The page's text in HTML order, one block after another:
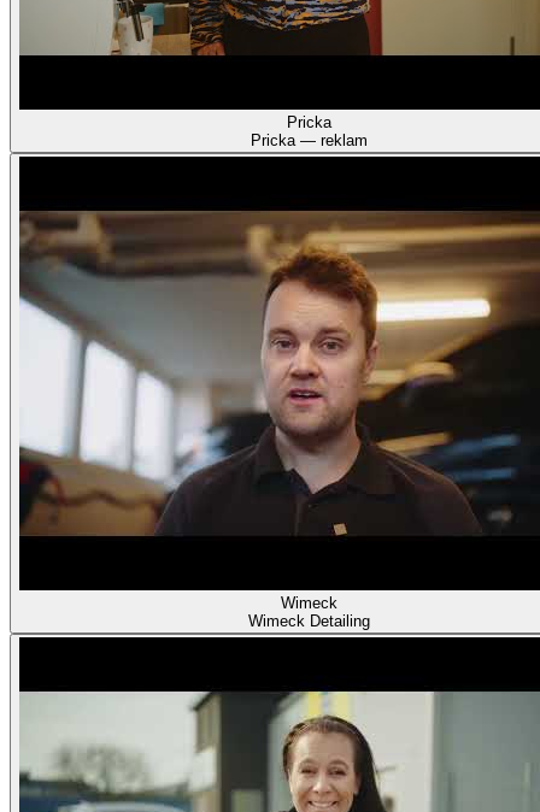
Pricka
Pricka — reklam
Wimeck
Wimeck Detailing